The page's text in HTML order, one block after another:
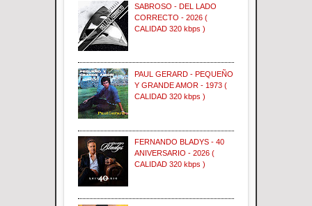
SABROSO - DEL LADO
CORRECTO - 2026 (
CALIDAD 320 kbps )
PAUL GERARD - PEQUEÑO
Y GRANDE AMOR - 1973 (
CALIDAD 320 kbps )
FERNANDO BLADYS - 40
ANIVERSARIO - 2026 (
CALIDAD 320 kbps )